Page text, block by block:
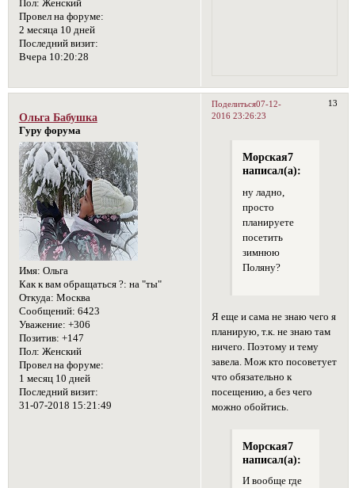
Пол: Женский
Провел на форуме:
2 месяца 10 дней
Последний визит:
Вчера 10:20:28
Поделиться 13
07-12-
2016 23:26:23
Ольга Бабушка
Гуру форума
Имя: Ольга
Как к вам обращаться ?: на "ты"
Откуда: Москва
Сообщений: 6423
Уважение: +306
Позитив: +147
Пол: Женский
Провел на форуме:
1 месяц 10 дней
Последний визит:
31-07-2018 15:21:49
Морская7
написал(а):
ну ладно,
просто
планируете
посетить
зимнюю
Поляну?
Я еще и сама не знаю чего я
планирую, т.к. не знаю там
ничего. Поэтому и тему
завела. Мож кто посоветует
что обязательно к
посещению, а без чего
можно обойтись.
Морская7
написал(а):
И вообще где